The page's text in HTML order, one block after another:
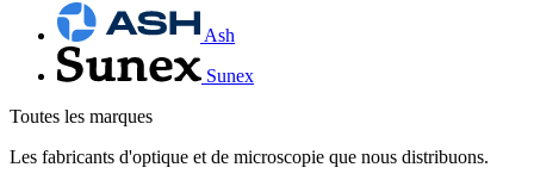
Ash
Sunex
Toutes les marques
Les fabricants d'optique et de microscopie que nous distribuons.